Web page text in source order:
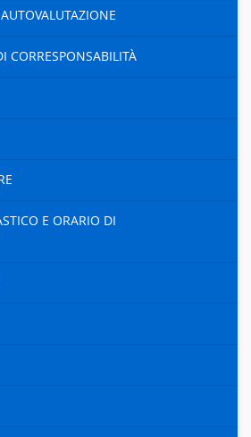
CORRESPONSABILITÀ
E ORARIO DI